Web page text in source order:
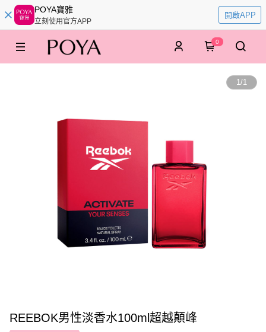
POYA寶雅
立刻使用官方APP
開啟APP
0
1/1
REEBOK男性淡香水100ml超越顛峰